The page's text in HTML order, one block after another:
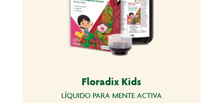
Floradix Kids
LÍQUIDO PARA MENTE ACTIVA